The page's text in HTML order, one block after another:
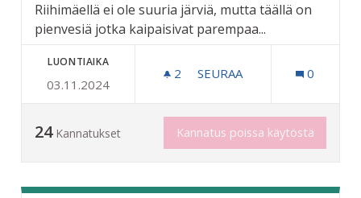
Riihimäellä ei ole suuria järviä, mutta täällä on
pienvesiä jotka kaipaisivat parempaa...
LUONTIAIKA
03.11.2024
2 2 SEURAAJAA
SEURAA 0
24 Kannatukset Kannatus poissa käytöstä